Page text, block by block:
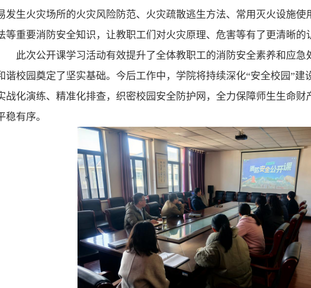
发生火灾场所的火灾风险防范、火灾疏散逃生方法、常用灭火设施使
等重要消防安全知识，让教职工们对火灾原理、危害等有了更清晰的
此次公开课学习活动有效提升了全体教职工的消防安全素养和应急
谐校园奠定了坚实基础。今后工作中，学院将持续深化“安全校园”建
战化演练、精准化排查，织密校园安全防护网，全力保障师生生命财
稳有序。